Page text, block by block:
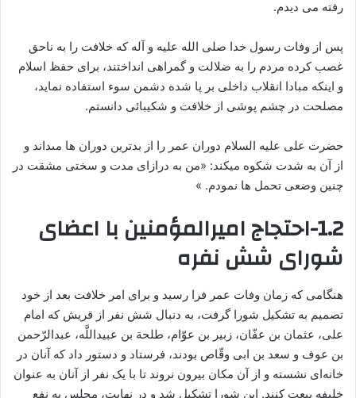
رفته مى ‏ديدم.
پس از وفات رسول خدا صلى الله عليه و آله كه خلافت را به ناحق
غصب كرده مردم را به ضلالت و گمراهی انداختند، برای حفظ اسلام
و اينكه مبادا انقلاب داخلی بر پا شده دشمن سوء استفاده نمايد،
مصلحت در چشم پوشى از خلافت و شكيبائى دانستم.
حضرت على علیه السلام دوران عمر را از بدترین دوران ها مى‏داند و
از آن به شدت شکوه می‏کند: «من به درازای مدت و سختی مشقت در
چنین وضعی تحمل ها نمودم. »
1.2-احتجاج امیرالمؤمنین با اعضای
شورای شش نفره
هنگامی که زمان وفات عمر فرا رسید و برای امر خلافت بعد از خود
تصمیم به تشکیل شورا گرفت، به دنبال شش نفر از قریش که امام
على، عثمان بن عفّان، زبیر بن عوّام، طلحة بن عبیداللَّه، عبدالرّحمن
بن عوف و سعد بن ابى وقّاص بودند، فرستاد و دستور داد که آنان در
خانه‌اى نشسته و از آن مکان بیرون نروند تا با یک نفر از آنان به عنوان
خلیفه بیعت کنند. این شورا تشکیل شد و در نهایت، مجلس به نفع